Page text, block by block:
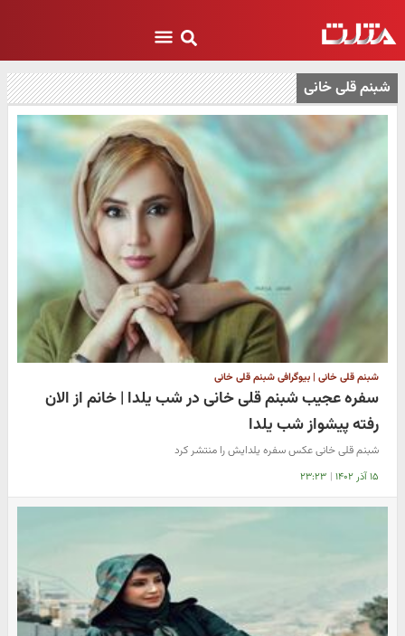
شبنم قلی خانی
شبنم قلی خانی | بیوگرافی شبنم قلی خانی
سفره عجیب شبنم قلی خانی در شب یلدا | خانم از الان
رفته پیشواز شب یلدا
شبنم قلی خانی عکس سفره یلدایش را منتشر کرد
۱۵ آذر ۱۴۰۲ | ۲۳:۲۳